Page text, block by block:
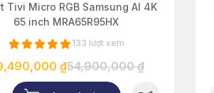
Tivi Micro RGB Samsung AI 4K
65 inch MRA65R95HX
133 lượt xem
₫54,900,000 ₫